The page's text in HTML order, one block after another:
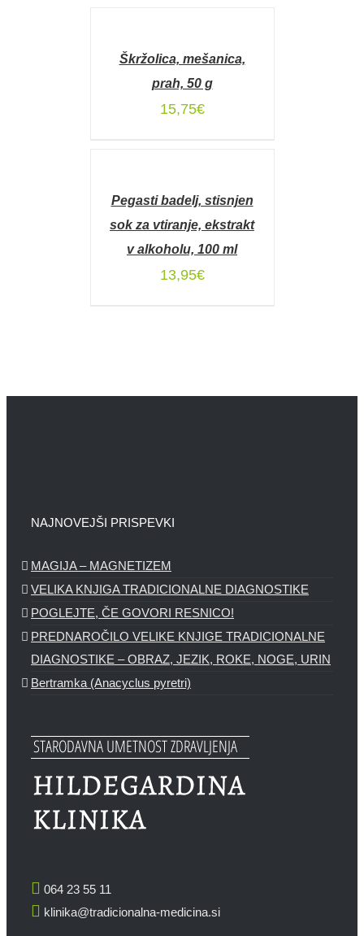
Škržolica, mešanica,
prah, 50 g
15,75€
DETAILS
Pegasti badelj, stisnjen
sok za vtiranje, ekstrakt
v alkoholu, 100 ml
13,95€
NAJNOVEJŠI PRISPEVKI
MAGIJA – MAGNETIZEM
VELIKA KNJIGA TRADICIONALNE DIAGNOSTIKE
POGLEJTE, ČE GOVORI RESNICO!
PREDNAROČILO VELIKE KNJIGE TRADICIONALNE
DIAGNOSTIKE – OBRAZ, JEZIK, ROKE, NOGE, URIN
Bertramka (Anacyclus pyretri)
064 23 55 11
klinika@tradicionalna-medicina.si